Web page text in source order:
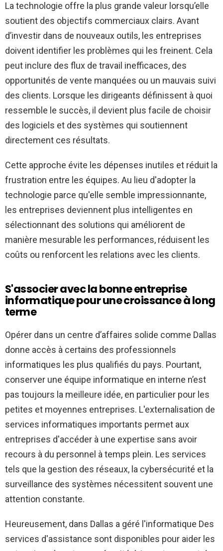
La technologie offre la plus grande valeur lorsqu’elle
soutient des objectifs commerciaux clairs. Avant
d’investir dans de nouveaux outils, les entreprises
doivent identifier les problèmes qui les freinent. Cela
peut inclure des flux de travail inefficaces, des
opportunités de vente manquées ou un mauvais suivi
des clients. Lorsque les dirigeants définissent à quoi
ressemble le succès, il devient plus facile de choisir
des logiciels et des systèmes qui soutiennent
directement ces résultats.
Cette approche évite les dépenses inutiles et réduit la
frustration entre les équipes. Au lieu d'adopter la
technologie parce qu'elle semble impressionnante,
les entreprises deviennent plus intelligentes en
sélectionnant des solutions qui améliorent de
manière mesurable les performances, réduisent les
coûts ou renforcent les relations avec les clients.
S'associer avec la bonne entreprise
informatique pour une croissance à long
terme
Opérer dans un centre d’affaires solide comme Dallas
donne accès à certains des professionnels
informatiques les plus qualifiés du pays. Pourtant,
conserver une équipe informatique en interne n’est
pas toujours la meilleure idée, en particulier pour les
petites et moyennes entreprises. L'externalisation de
services informatiques importants permet aux
entreprises d'accéder à une expertise sans avoir
recours à du personnel à temps plein. Les services
tels que la gestion des réseaux, la cybersécurité et la
surveillance des systèmes nécessitent souvent une
attention constante.
Heureusement, dans Dallas a géré l'informatique Des
services d'assistance sont disponibles pour aider les